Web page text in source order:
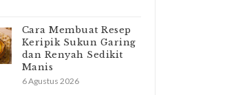
Cara Membuat Resep
Keripik Sukun Garing
dan Renyah Sedikit
Manis
6 Agustus 2026